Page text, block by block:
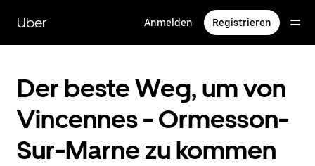
zum
Hauptinhalt
Uber Anmelden Registrieren
Der beste Weg, um von
Vincennes - Ormesson-
Sur-Marne zu kommen